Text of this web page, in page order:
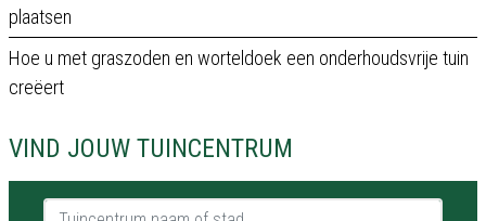
plaatsen
Hoe u met graszoden en worteldoek een onderhoudsvrije tuin
creëert
VIND JOUW TUINCENTRUM
Tuincentrum naam of stad